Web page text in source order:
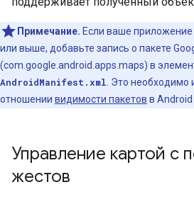
Примечание. Если ваше приложение
или выше, добавьте запись о пакете
(com.google.android.apps.maps) в
AndroidManifest.xml. Это необходимо
отношении видимости пакетов в Android
Управление картой с
жестов